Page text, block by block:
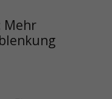
Mehr